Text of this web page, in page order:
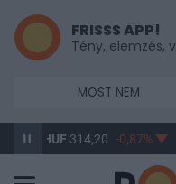
FRISSS APP!
Tény, elemzés,
MOST NEM
314,20 -0,87%